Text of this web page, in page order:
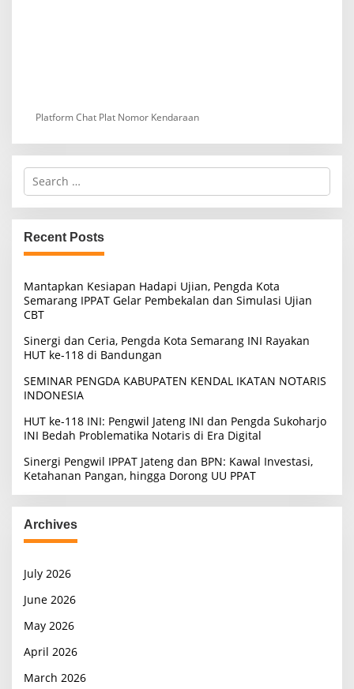
Platform Chat Plat Nomor Kendaraan
S
r
c
h
f
r
:
Recent Posts
Mantapkan Kesiapan Hadapi Ujian, Pengda Kota
Semarang IPPAT Gelar Pembekalan dan Simulasi Ujian
CBT
Sinergi dan Ceria, Pengda Kota Semarang INI Rayakan
HUT ke-118 di Bandungan
SEMINAR PENGDA KABUPATEN KENDAL IKATAN NOTARIS
INDONESIA
HUT ke-118 INI: Pengwil Jateng INI dan Pengda Sukoharjo
INI Bedah Problematika Notaris di Era Digital
Sinergi Pengwil IPPAT Jateng dan BPN: Kawal Investasi,
Ketahanan Pangan, hingga Dorong UU PPAT
Archives
July 2026
June 2026
May 2026
April 2026
March 2026